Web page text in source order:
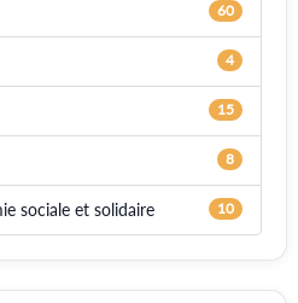
60
4
15
8
sociale et solidaire 10